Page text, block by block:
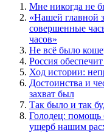
Мне никогда не
«Нашей главной
совершенные
часов»
Не всё было
Россия
Ход истории:
Достоинства и
захват был
Так было и так
Голодец: помощь
ущерб нашим